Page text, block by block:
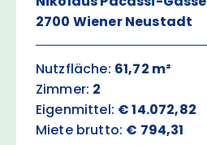
2700 Wiener Neustadt
Nutzfläche: 61,72 m²
Zimmer: 2
Eigenmittel: € 14.072,82
Miete brutto: € 794,31